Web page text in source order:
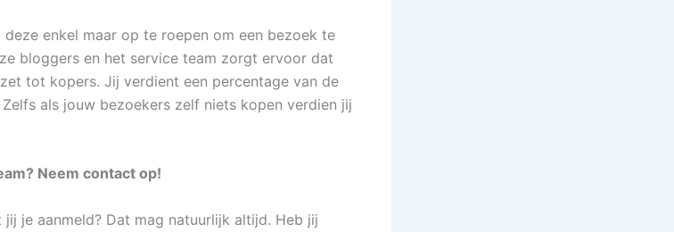
enkel maar op te roepen om een bezoek te
bloggers en het service team zorgt ervoor dat
tot kopers. Jij verdient een percentage van de
als jouw bezoekers zelf niets kopen verdien jij
Neem contact op!
je aanmeld? Dat mag natuurlijk altijd. Heb jij